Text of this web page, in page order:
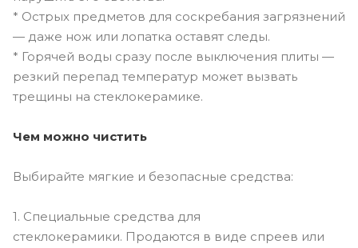
* Острых предметов для соскребания загрязнений
— даже нож или лопатка оставят следы.
* Горячей воды сразу после выключения плиты —
резкий перепад температур может вызвать
трещины на стеклокерамике.
Чем можно чистить
Выбирайте мягкие и безопасные средства:
1. Специальные средства для
стеклокерамики. Продаются в виде спреев или